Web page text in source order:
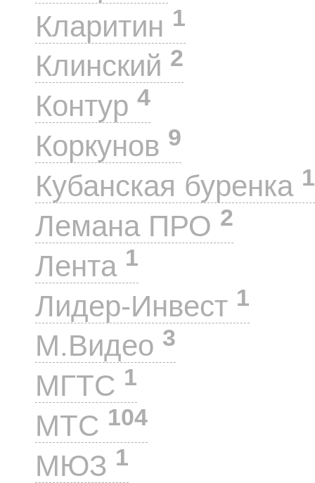
Кларитин 1
Клинский 2
Контур 4
Коркунов 9
Кубанская буренка 1
Лемана ПРО 2
Лента 1
Лидер-Инвест 1
М.Видео 3
МГТС 1
МТС 104
МЮЗ 1